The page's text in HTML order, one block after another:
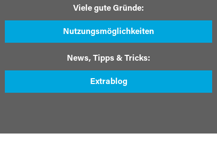
Viele gute Gründe:
Nutzungsmöglichkeiten
News, Tipps & Tricks:
Extrablog